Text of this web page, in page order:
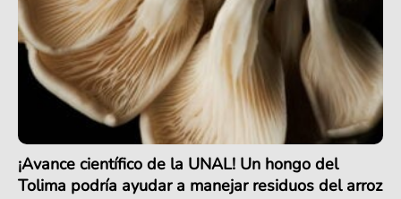
¡Avance científico de la UNAL! Un hongo del
Tolima podría ayudar a manejar residuos del arroz